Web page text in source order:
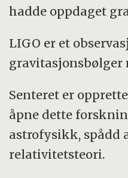
hadde oppdaget
LIGO er et
gravitasjonsbølger
Senteret er
åpne dette
astrofysikk, spådd
relativitetsteori.